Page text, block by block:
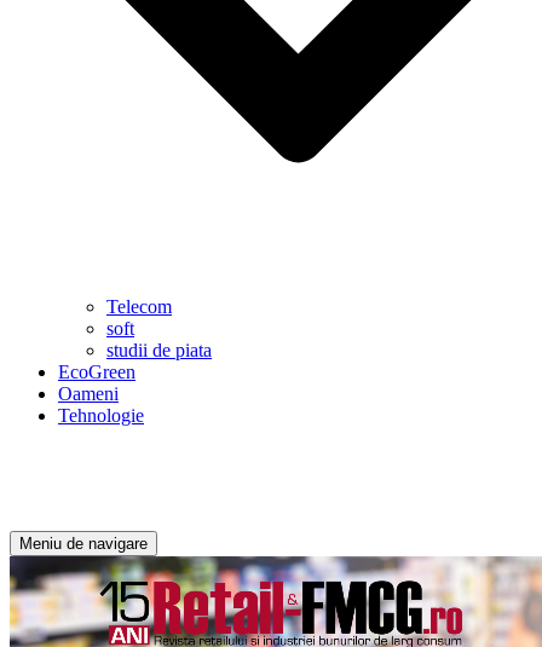
Telecom
soft
studii de piata
EcoGreen
Oameni
Tehnologie
Meniu de navigare